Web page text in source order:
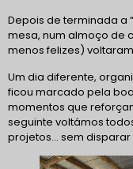
Depois de terminada a
mesa, num almoço de
menos felizes)
Um dia diferente,
ficou marcado pela
momentos que
seguinte voltámos
projetos… sem disparar